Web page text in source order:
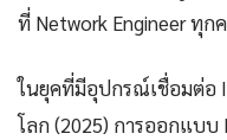
ที่ Network Engineer ทุก
ในยุคที่มีอุปกรณ์เชื่อมต่อ
โลก (2025) การออกแบบ